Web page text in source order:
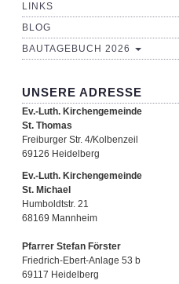
LINKS
BLOG
BAUTAGEBUCH 2026
UNSERE ADRESSE
Ev.-Luth. Kirchengemeinde
St. Thomas
Freiburger Str. 4/Kolbenzeil
69126 Heidelberg
Ev.-Luth. Kirchengemeinde
St. Michael
Humboldtstr. 21
68169 Mannheim
Pfarrer Stefan Förster
Friedrich-Ebert-Anlage 53 b
69117 Heidelberg